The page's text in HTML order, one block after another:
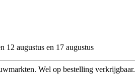
12 augustus en 17 augustus
Wel op bestelling verkrijgbaar.